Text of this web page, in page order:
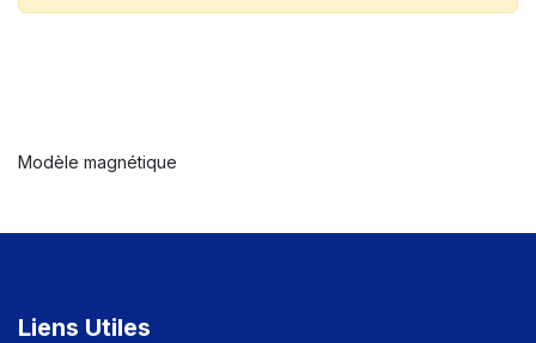
Modèle magnétique
Liens Utiles